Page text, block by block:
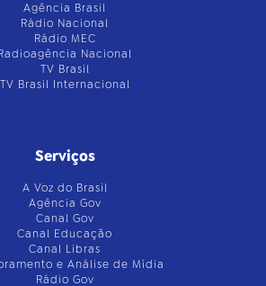
Agência Brasil
Rádio Nacional
Rádio MEC
Nacional
TV Brasil
TV Brasil Internacional
Serviços
A Voz do Brasil
Agência Gov
Canal Gov
Canal Educação
Canal Libras
e Análise de Mídia
Rádio Gov